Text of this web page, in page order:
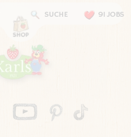
SUCHE 91 JOBS